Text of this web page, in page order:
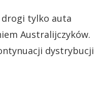
drogi tylko auta
Australijczyków.
dystrybucji